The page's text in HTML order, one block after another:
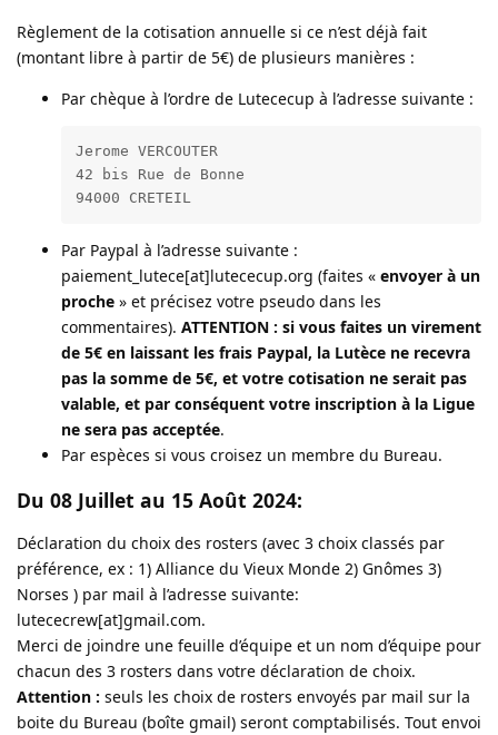
Règlement de la cotisation annuelle si ce n’est déjà fait
(montant libre à partir de 5€) de plusieurs manières :
Par chèque à l’ordre de Lutececup à l’adresse suivante :
Jerome VERCOUTER
42 bis Rue de Bonne
94000 CRETEIL
Par Paypal à l’adresse suivante :
paiement_lutece[at]lutececup.org (faites « envoyer à un
proche » et précisez votre pseudo dans les
commentaires). ATTENTION : si vous faites un virement
de 5€ en laissant les frais Paypal, la Lutèce ne recevra
pas la somme de 5€, et votre cotisation ne serait pas
valable, et par conséquent votre inscription à la Ligue
ne sera pas acceptée.
Par espèces si vous croisez un membre du Bureau.
Du 08 Juillet au 15 Août 2024:
Déclaration du choix des rosters (avec 3 choix classés par
préférence, ex : 1) Alliance du Vieux Monde 2) Gnômes 3)
Norses ) par mail à l’adresse suivante:
lutececrew[at]gmail.com.
Merci de joindre une feuille d’équipe et un nom d’équipe pour
chacun des 3 rosters dans votre déclaration de choix.
Attention : seuls les choix de rosters envoyés par mail sur la
boite du Bureau (boîte gmail) seront comptabilisés. Tout envoi